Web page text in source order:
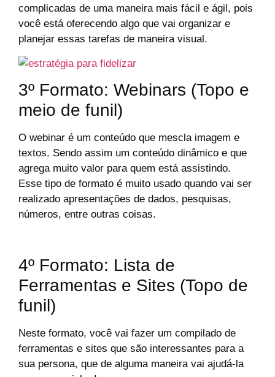
complicadas de uma maneira mais fácil e ágil, pois
você está oferecendo algo que vai organizar e
planejar essas tarefas de maneira visual.
3º Formato: Webinars (Topo e
meio de funil)
O webinar é um conteúdo que mescla imagem e
textos. Sendo assim um conteúdo dinâmico e que
agrega muito valor para quem está assistindo.
Esse tipo de formato é muito usado quando vai ser
realizado apresentações de dados, pesquisas,
números, entre outras coisas.
4º Formato: Lista de
Ferramentas e Sites (Topo de
funil)
Neste formato, você vai fazer um compilado de
ferramentas e sites que são interessantes para a
sua persona, que de alguma maneira vai ajudá-la